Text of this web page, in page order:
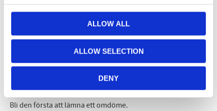
ALLOW ALL
ALLOW SELECTION
DENY
Bli den första att lämna ett omdöme.